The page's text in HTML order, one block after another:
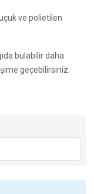
ve polietilen
bulabilir daha
geçebilirsiniz.